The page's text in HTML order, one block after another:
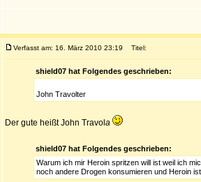
Verfasst am: 16. März 2010 23:19 Titel:
shield07 hat Folgendes geschrieben:
John Travolter
Der gute heißt John Travol a
shield07 hat Folgendes geschrieben:
Warum ich mir Heroin spritzen will ist weil ich
noch andere Drogen konsumieren und Heroin